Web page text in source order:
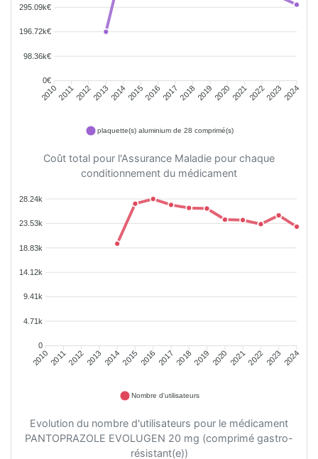
295.09k€
196.72k€
98.36k€
0€
201020112012201320142015201620172018201920202021202220232024
plaquette(s) aluminium de 28 comprimé(s)
Coût total pour l'Assurance Maladie pour chaque
conditionnement du médicament
28.24k
23.53k
18.83k
14.12k
9.41k
4.71k
0
2010201120122013 20142015 2016 2017 20182019 2020 202120222023 2024
Nombre d'utilisateurs
Evolution du nombre d'utilisateurs pour le médicament
PANTOPRAZOLE EVOLUGEN 20 mg (comprimé gastro-
résistant(e))